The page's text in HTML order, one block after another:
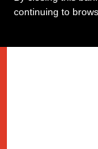
continuing to